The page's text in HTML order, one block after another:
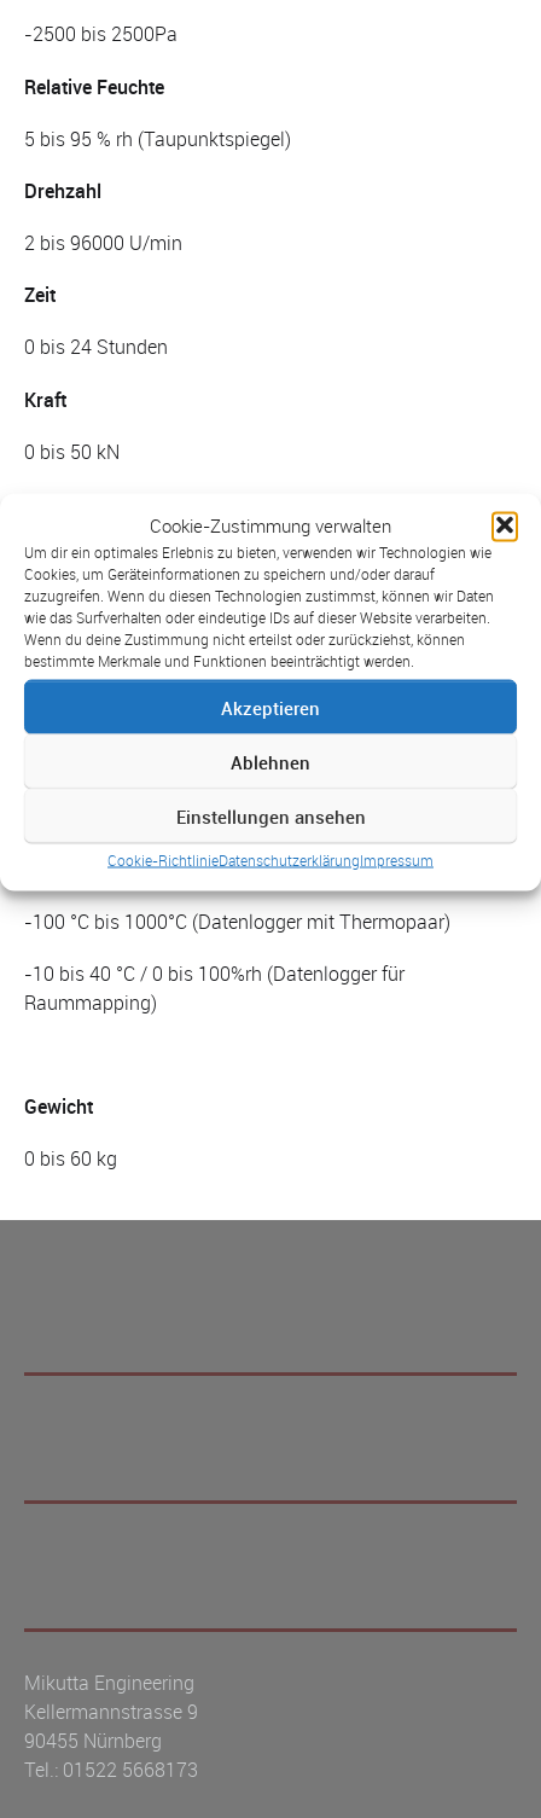
Cookie-Zustimmung verwalten
Um dir ein optimales Erlebnis zu bieten, verwenden wir Technologien wie
Cookies, um Geräteinformationen zu speichern und/oder darauf
zuzugreifen. Wenn du diesen Technologien zustimmst, können wir Daten
wie das Surfverhalten oder eindeutige IDs auf dieser Website verarbeiten.
Wenn du deine Zustimmung nicht erteilst oder zurückziehst, können
bestimmte Merkmale und Funktionen beeinträchtigt werden.
Akzeptieren
Ablehnen
Einstellungen ansehen
Cookie-RichtlinieDatenschutzerklärungImpressum
-2500 bis 2500Pa
Relative Feuchte
5 bis 95 % rh (Taupunktspiegel)
Drehzahl
2 bis 96000 U/min
Zeit
0 bis 24 Stunden
Kraft
0 bis 50 kN
0,50000 mm bis 100,00000 mm
Stromstärke
0 bis 20 A
Strömungsgeschwindigkeit
1 µS/cm bis 100 mS/cm
Verteilmessung
-100 °C bis 1000°C (Datenlogger mit Thermopaar)
-10 bis 40 °C / 0 bis 100%rh (Datenlogger für
Raummapping)
Gewicht
0 bis 60 kg
Mikutta Engineering
Kellermannstrasse 9
90455 Nürnberg
Tel.: 01522 5668173